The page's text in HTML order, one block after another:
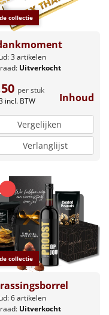
collectie
3 artikelen
Uitverkocht
per stuk
incl. BTW Inhoud
Vergelijken
Verlanglijst
collectie
6 artikelen
Uitverkocht